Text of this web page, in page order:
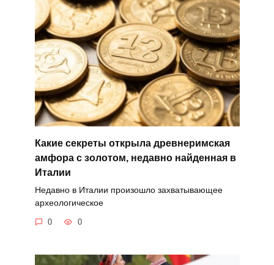
Какие секреты открыла древнеримская
амфора с золотом, недавно найденная в
Италии
Недавно в Италии произошло захватывающее
археологическое
0 0